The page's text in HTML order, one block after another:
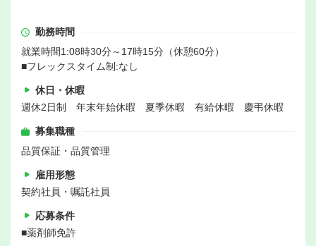
勤務時間
就業時間1:08時30分～17時15分（休憩60分）
■フレックスタイム制:なし
休日・休暇
週休2日制 年末年始休暇 夏季休暇 有給休暇 慶弔休暇
募集職種
品質保証・品質管理
雇用形態
契約社員・嘱託社員
応募条件
■薬剤師免許